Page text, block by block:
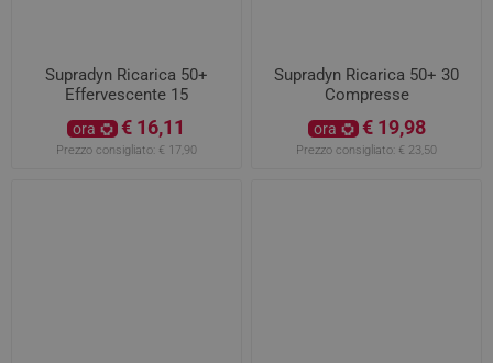
Supradyn Ricarica 50+
Effervescente 15
ora € 16,11
Prezzo consigliato: € 17,90
Supradyn Ricarica 50+ 30
Compresse
ora € 19,98
Prezzo consigliato: € 23,50